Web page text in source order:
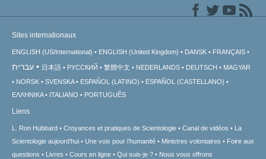
Sites internationaux
ENGLISH (US/International) ENGLISH (United Kingdom) DANSK FRANÇAIS
עברית 日本語 РУССКИЙ 繁體中文 NEDERLANDS DEUTSCH
MAGYAR
NORSK
SVENSKA ESPAÑOL (LATINO)
ESPAÑOL (CASTELLANO)
ΕΛΛΗΝΙΚA
ITALIANO PORTUGUÊS
Liens
L. Ron Hubbard Croyances et pratiques de Scientologie Canal de vidéos
La
Scientologie aujourd’hui
Une voix pour l’humanité Ministres volontaires
Foire aux
questions
Livres Cours en ligne Qui suis-je ?
Nous vous offrons